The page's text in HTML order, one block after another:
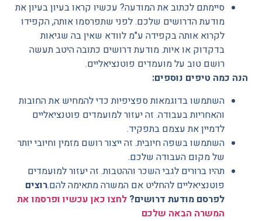
סיימתם לכתוב את המודעה? עכשיו קראו בעיון בעיון את
מודעת הדרושים שלכם. לפני שתפרסמו אותה, הקפידו
לקרוא אותה בקפידה ע"מ לוודא שאין בה שגיאות
בדקדוק או איות. מודעת דרושים כתובה היטב תעשה
רושם טוב על מועמדים פוטנציאליים.
הנה כמה טיפים נוספים:
השתמשו בדוגמאות ספציפיות כדי להמחיש את החובות
והאחריות בעבודה. זה יעזור למועמדים פוטנציאליים
לדמיין את עצמם בתפקיד.
השתמשו בשפה חיובית. זה ייצור רושם מזמין וחיובי יותר
של מקום העבודה שלכם.
תהיו ברורים לגבי השכר וההטבות. זה יעזור למועמדים
פוטנציאליים להחליט אם המשרה מתאימה להם.רוצים
לפרסם מודעת דרושים? לחצו כאן עכשיו ופרסמו את
המשרה הבאה שלכם